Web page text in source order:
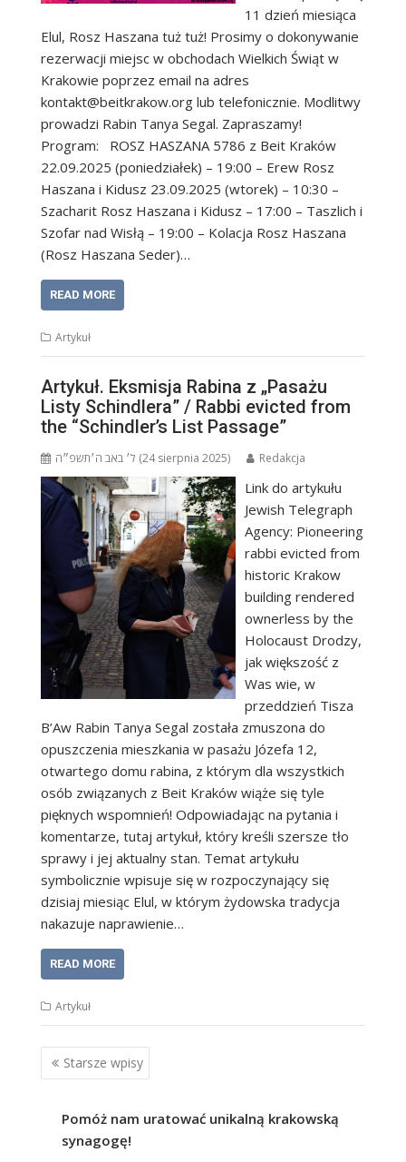
11 dzień miesiąca
Elul, Rosz Haszana tuż tuż! Prosimy o dokonywanie
rezerwacji miejsc w obchodach Wielkich Świąt w
Krakowie poprzez email na adres
kontakt@beitkrakow.org lub telefonicznie. Modlitwy
prowadzi Rabin Tanya Segal. Zapraszamy!
Program: ROSZ HASZANA 5786 z Beit Kraków
22.09.2025 (poniedziałek) – 19:00 – Erew Rosz
Haszana i Kidusz 23.09.2025 (wtorek) – 10:30 –
Szacharit Rosz Haszana i Kidusz – 17:00 – Taszlich i
Szofar nad Wisłą – 19:00 – Kolacja Rosz Haszana
(Rosz Haszana Seder)…
READ MORE
Artykuł
Artykuł. Eksmisja Rabina z „Pasażu
Listy Schindlera” / Rabbi evicted from
the “Schindler’s List Passage”
ל׳ באב ה׳תשפ״ה (24 sierpnia 2025) Redakcja
Link do artykułu
Jewish Telegraph
Agency: Pioneering
rabbi evicted from
historic Krakow
building rendered
ownerless by the
Holocaust Drodzy,
jak większość z
Was wie, w
przeddzień Tisza
B’Aw Rabin Tanya Segal została zmuszona do
opuszczenia mieszkania w pasażu Józefa 12,
otwartego domu rabina, z którym dla wszystkich
osób związanych z Beit Kraków wiąże się tyle
pięknych wspomnień! Odpowiadając na pytania i
komentarze, tutaj artykuł, który kreśli szersze tło
sprawy i jej aktualny stan. Temat artykułu
symbolicznie wpisuje się w rozpoczynający się
dzisiaj miesiąc Elul, w którym żydowska tradycja
nakazuje naprawienie…
READ MORE
Artykuł
Nawigacja
po
Starsze wpisy
Pomóż nam uratować unikalną krakowską
synagogę!